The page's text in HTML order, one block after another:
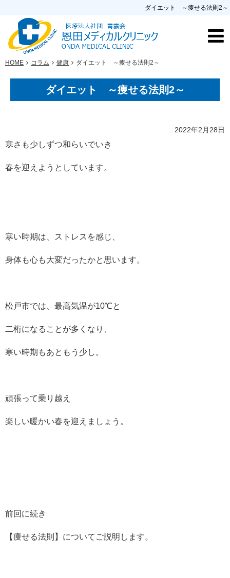
ダイエット ～痩せる法則2～
HOME コラム 健康 ダイエット ～痩せる法則2～
ダイエット ～痩せる法則2～
2022年2月28日
寒さも少しずつ和らいでいき
春を迎えようとしています。
寒い時期は、ストレスを感じ、
身体も心も大変だったかと思います。
松戸市では、最高気温が10℃と
二桁になることが多くなり、
寒い時期もあともう少し。
頑張って乗り越え
楽しい暖かい春を迎えましょう。
前回に続き
【痩せる法則】についてご説明します。